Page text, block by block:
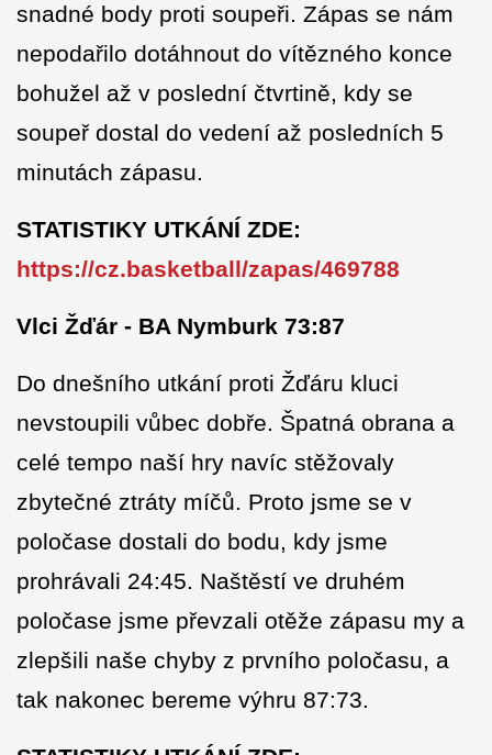
snadné body proti soupeři. Zápas se nám
nepodařilo dotáhnout do vítězného konce
bohužel až v poslední čtvrtině, kdy se
soupeř dostal do vedení až posledních 5
minutách zápasu.
STATISTIKY UTKÁNÍ ZDE:
https://cz.basketball/zapas/469788
Vlci Žďár - BA Nymburk 73:87
Do dnešního utkání proti Žďáru kluci
nevstoupili vůbec dobře. Špatná obrana a
celé tempo naší hry navíc stěžovaly
zbytečné ztráty míčů. Proto jsme se v
poločase dostali do bodu, kdy jsme
prohrávali 24:45. Naštěstí ve druhém
poločase jsme převzali otěže zápasu my a
zlepšili naše chyby z prvního poločasu, a
tak nakonec bereme výhru 87:73.